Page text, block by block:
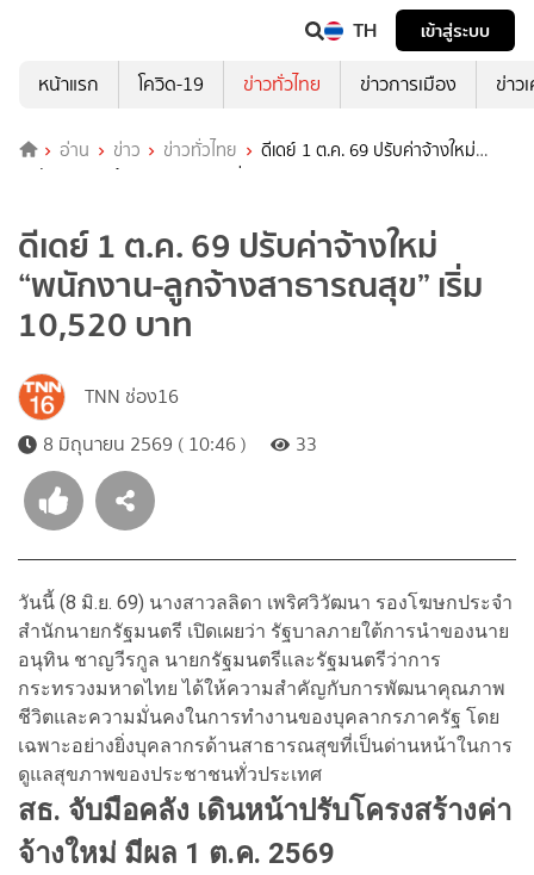
TH
เข้าสู่ระบบ
หน้าแรก
โควิด-19 ข่าวทั่วไทย ข่าวการเมือง ข่าว
อ่าน ข่าว ข่าวทั่วไทย
ดีเดย์ 1 ต.ค. 69 ปรับค่าจ้างใหม่
“พนักงาน-ลูกจ้างสาธารณสุข” เริ่ม 10,520 บาท
ดีเดย์ 1 ต.ค. 69 ปรับค่าจ้างใหม่
“พนักงาน-ลูกจ้างสาธารณสุข” เริ่ม
10,520 บาท
TNN ช่อง16
8 มิถุนายน 2569 ( 10:46 )
33
วันนี้ (8 มิ.ย. 69) นางสาวลลิดา เพริศวิวัฒนา รองโฆษกประจำ
สำนักนายกรัฐมนตรี เปิดเผยว่า รัฐบาลภายใต้การนำของนาย
อนุทิน ชาญวีรกูล นายกรัฐมนตรีและรัฐมนตรีว่าการ
กระทรวงมหาดไทย ได้ให้ความสำคัญกับการพัฒนาคุณภาพ
ชีวิตและความมั่นคงในการทำงานของบุคลากรภาครัฐ โดย
เฉพาะอย่างยิ่งบุคลากรด้านสาธารณสุขที่เป็นด่านหน้าในการ
ดูแลสุขภาพของประชาชนทั่วประเทศ
สธ. จับมือคลัง เดินหน้าปรับโครงสร้างค่า
จ้างใหม่ มีผล 1 ต.ค. 2569